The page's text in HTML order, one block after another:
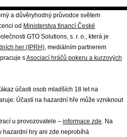
a důvěryhodný průvodce světem
od Ministerstva financí České
GTO Solutions, s. r. o., která je
her (IPRH) , mediálním partnerem
sAsociací hráčů pokeru a kurzových
účasti osob mladších 18 let na
Účastí na hazardní hře může vzniknout
u provozovatele – informace zde . Na
hazardní hry ani zde neprobíhá